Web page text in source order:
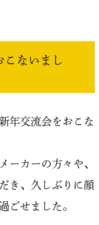
ないまし
年交流会をおこな
ーカーの方々や、
き、久しぶりに顔
ごせました。